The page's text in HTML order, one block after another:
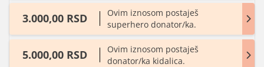
3.000,00 RSD
Ovim iznosom postaješ
superhero donator/ka.
5.000,00 RSD
Ovim iznosom postaješ
donator/ka kidalica.